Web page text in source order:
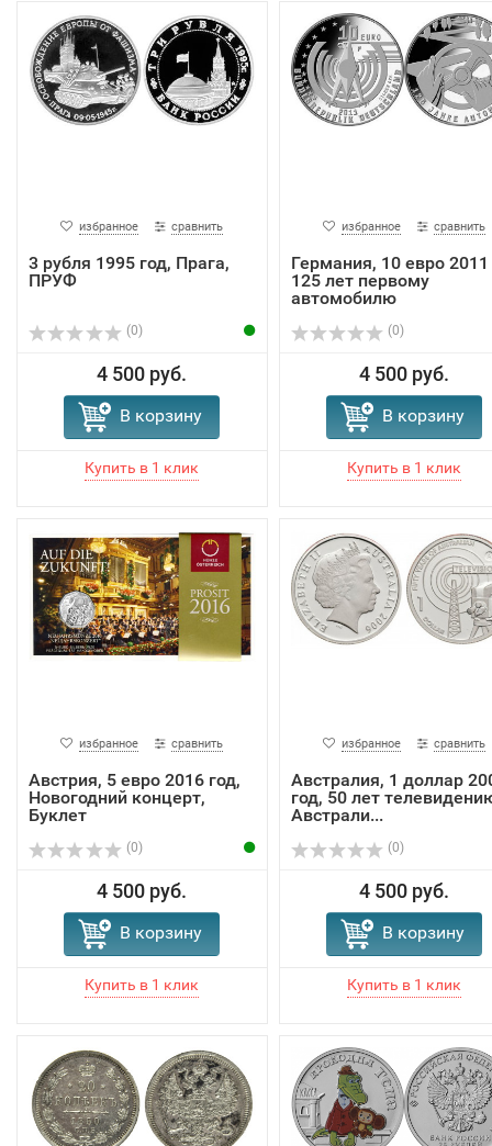
избранное сравнить
3 рубля 1995 год, Прага,
ПРУФ
(0)
4 500 руб.
В корзину
избранное сравнить
Германия, 10 евро 2011
125 лет первому
автомобилю
(0)
4 500 руб.
В корзину
избранное сравнить
Австрия, 5 евро 2016 год,
Новогодний концерт,
Буклет
(0)
4 500 руб.
В корзину
избранное сравнить
Австралия, 1 доллар
год, 50 лет
Австрали...
(0)
4 500 руб.
В корзину